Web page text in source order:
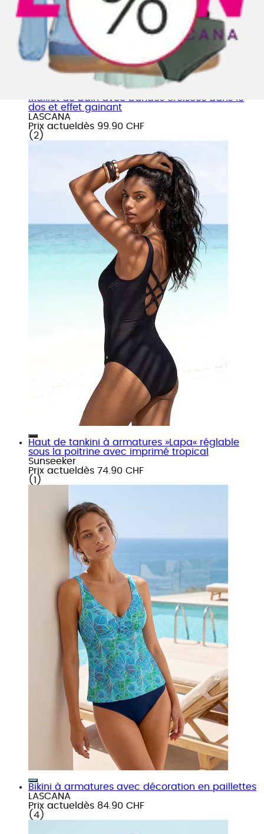
Maillot de bain avec bandes croisées dans le
dos et effet gainant
LASCANA
Prix actuel dès 99.90 CHF
( 2 )
Haut de tankini à armatures »Lapa« réglable
sous la poitrine avec imprimé tropical
Sunseeker
Prix actuel dès 74.90 CHF
( 1 )
Bikini à armatures avec décoration en paillettes
LASCANA
Prix actuel dès 84.90 CHF
( 4 )